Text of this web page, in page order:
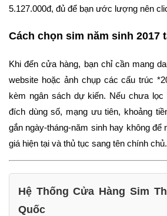
5.127.000đ, đủ để bạn ước lượng nên
Cách chọn sim năm sinh 2017
Khi đến cửa hàng, bạn chỉ cần mang
website hoặc ảnh chụp các cấu trúc
kèm ngân sách dự kiến. Nếu chưa
đích dùng số, mạng ưu tiên, khoảng
gắn ngày-tháng-năm sinh hay không để
giá hiện tại và thủ tục sang tên chính chủ.
Hệ Thống Cửa Hàng Sim
Quốc